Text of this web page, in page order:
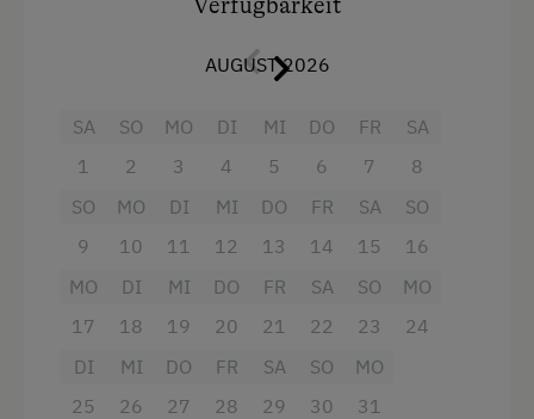
Toilette
Heizung
Bettwäsche
Geschirrspüler
Geschirrspüler, Kühlschrank mit
Gefrierfach, E-Herd mit Backrohr,
Kaffeemaschine, Wasserkocher
2x DU/WC
Sat-TV
kostenloses W-LAN
Safe
AUGUST 2026
SA
1
SO
2
MO
3
DI
4
MI
5
DO
6
FR
7
SA
8
SO
9
MO
10
DI
11
MI
12
DO
13
FR
14
SA
15
SO
16
MO
17
DI
18
MI
19
DO
20
FR
21
SA
22
SO
23
MO
24
DI
25
MI
26
DO
27
FR
28
SA
29
SO
30
MO
31